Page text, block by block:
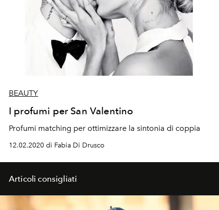
BEAUTY
I profumi per San Valentino
Profumi matching per ottimizzare la sintonia di coppia
12.02.2020 di Fabia Di Drusco
Articoli consigliati